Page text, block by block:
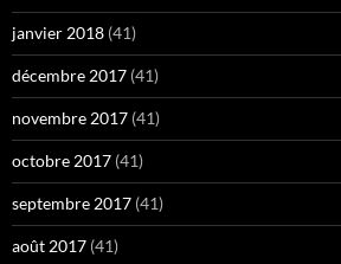
janvier 2018 (41)
décembre 2017 (41)
novembre 2017 (41)
octobre 2017 (41)
septembre 2017 (41)
août 2017 (41)